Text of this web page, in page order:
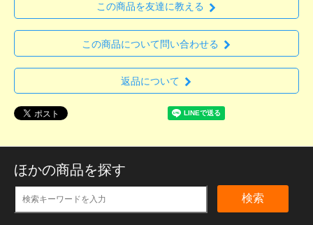
この商品を友達に教える
この商品について問い合わせる
返品について
ほかの商品を探す
検索